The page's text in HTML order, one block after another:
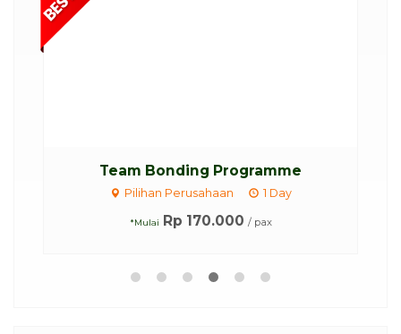
Team Bonding Programme
Pilihan Perusahaan 1 Day
*Mulai Rp 170.000 / pax